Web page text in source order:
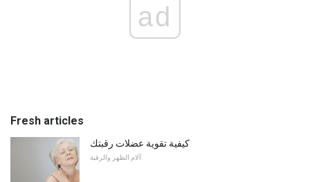
ad
Fresh articles
كيفية تقوية عضلات رقبتك
آلام الظهر والرقبة